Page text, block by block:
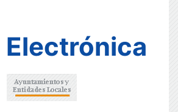
Electrónica